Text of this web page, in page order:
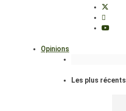
Opinions
Les plus récents